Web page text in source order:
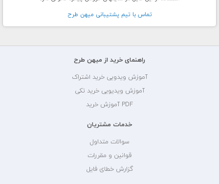
تماس با تيم پشتيبانی ميهن طرح
راهنمای خرید از میهن طرح
آموزش ویدویی خرید اشتراک
آموزش ویدیویی خرید تکی
PDF آموزش خرید
خدمات مشتریان
سوالات متداول
قوانین و مقررات
گزارش خطای فایل